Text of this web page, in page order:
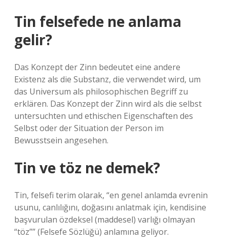
Tin felsefede ne anlama
gelir?
Das Konzept der Zinn bedeutet eine andere
Existenz als die Substanz, die verwendet wird, um
das Universum als philosophischen Begriff zu
erklären. Das Konzept der Zinn wird als die selbst
untersuchten und ethischen Eigenschaften des
Selbst oder der Situation der Person im
Bewusstsein angesehen.
Tin ve töz ne demek?
Tin, felsefi terim olarak, “en genel anlamda evrenin
usunu, canlılığını, doğasını anlatmak için, kendisine
başvurulan özdeksel (maddesel) varlığı olmayan
“töz”” (Felsefe Sözlüğü) anlamına geliyor.